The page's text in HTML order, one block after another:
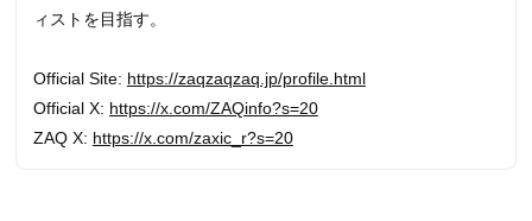
ィストを目指す。
Official Site: https://zaqzaqzaq.jp/profile.html
Official X: https://x.com/ZAQinfo?s=20
ZAQ X: https://x.com/zaxic_r?s=20